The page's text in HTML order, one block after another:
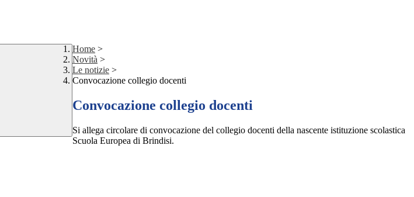
Home >
Novità >
Le notizie >
Convocazione collegio docenti
Convocazione collegio docenti
Si allega circolare di convocazione del collegio docenti della nascente istituzione scolastica
Scuola Europea di Brindisi.